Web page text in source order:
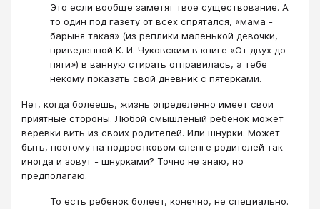
Это если вообще заметят твое существование. А
то один под газету от всех спрятался, «мама -
барыня такая» (из реплики маленькой девочки,
приведенной К. И. Чуковским в книге «От двух до
пяти») в ванную стирать отправилась, а тебе
некому показать свой дневник с пятерками.
Нет, когда болеешь, жизнь определенно имеет свои
приятные стороны. Любой смышленый ребенок может
веревки вить из своих родителей. Или шнурки. Может
быть, поэтому на подростковом сленге родителей так
иногда и зовут - шнурками? Точно не знаю, но
предполагаю.
То есть ребенок болеет, конечно, не специально.